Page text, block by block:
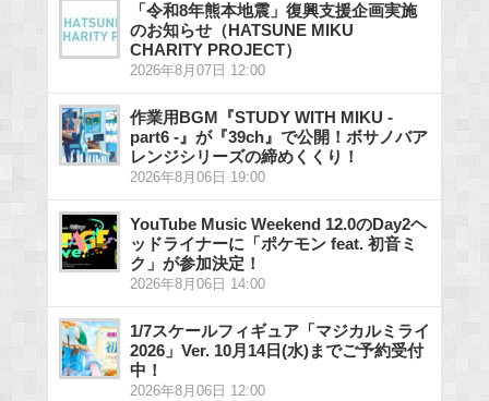
「令和8年熊本地震」復興支援企画実施
のお知らせ（HATSUNE MIKU
CHARITY PROJECT）
2026年8月07日 12:00
作業用BGM『STUDY WITH MIKU -
part6 -』が『39ch』で公開！ボサノバア
レンジシリーズの締めくくり！
2026年8月06日 19:00
YouTube Music Weekend 12.0のDay2ヘ
ッドライナーに「ポケモン feat. 初音ミ
ク」が参加決定！
2026年8月06日 14:00
1/7スケールフィギュア「マジカルミライ
2026」Ver. 10月14日(水)までご予約受付
中！
2026年8月06日 12:00